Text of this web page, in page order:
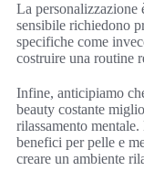
La personalizzazione
sensibile richiedono
specifiche come
costruire una routine
Infine, anticipiamo
beauty costante
rilassamento
benefici per pelle e
creare un ambiente